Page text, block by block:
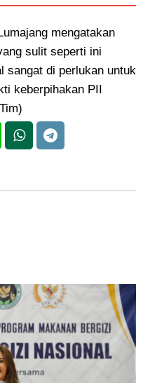
mengatakan
sulit seperti ini
sangat di perlukan untuk
keberpihakan PII